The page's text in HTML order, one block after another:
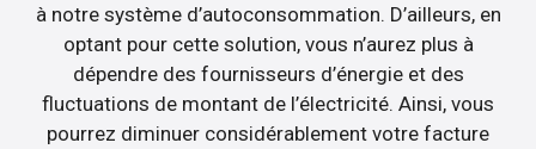
à notre système d’autoconsommation. D’ailleurs, en
optant pour cette solution, vous n’aurez plus à
dépendre des fournisseurs d’énergie et des
fluctuations de montant de l’électricité. Ainsi, vous
pourrez diminuer considérablement votre facture